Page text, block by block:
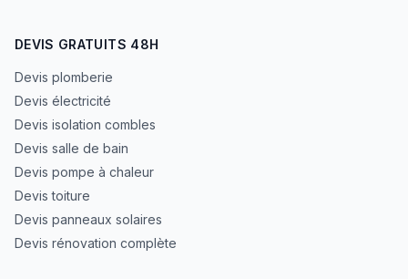
DEVIS GRATUITS 48H
Devis plomberie
Devis électricité
Devis isolation combles
Devis salle de bain
Devis pompe à chaleur
Devis toiture
Devis panneaux solaires
Devis rénovation complète